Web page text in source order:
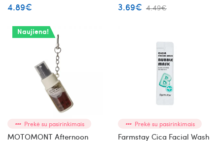
4.89€ 3.69€ 4.49€
Naujiena!
Prekė su pasirinkimais
MOTOMONT Afternoon
Prekė su pasirinkimais
Farmstay Cica Facial Wash